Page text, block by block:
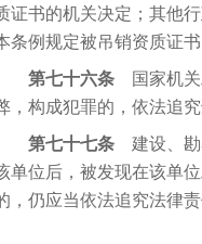
证书的机关决定；其他
条例规定被吊销资质证
第七十六条 国家机关
，构成犯罪的，依法追
第七十七条 建设、勘
单位后，被发现在该单
，仍应当依法追究法律